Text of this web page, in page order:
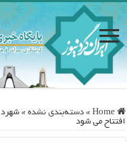
Home
» دسته‌بندی نشده »
افتتاح می شود